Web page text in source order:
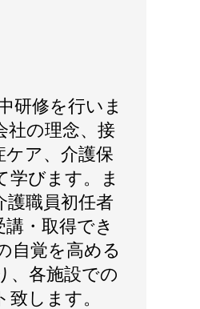
研修を行いま
社の理念、接
ケア、介護保
学びます。ま
護職員初任者
・取得でき
自覚を高める
、各施設での
します。